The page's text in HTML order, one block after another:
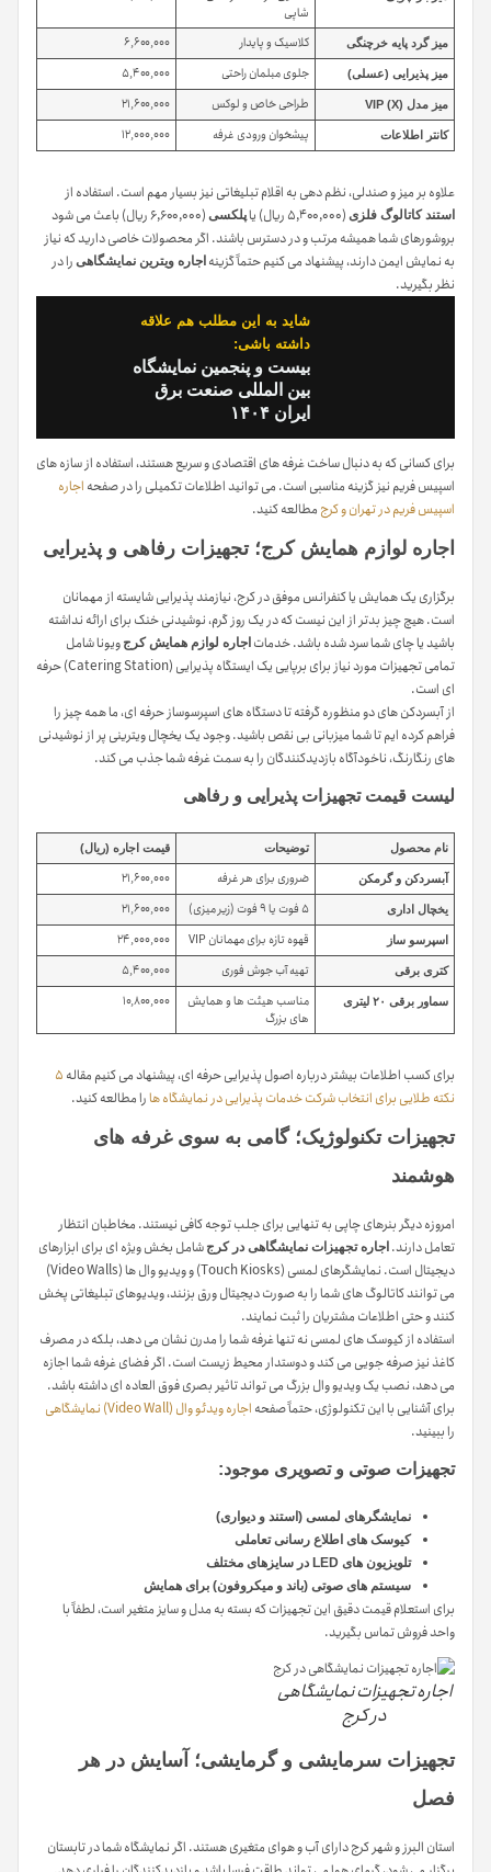
شاپی
میز گرد پایه خرچنگی کلاسیک و پایدار ۶,۶۰۰,۰۰۰
میز پذیرایی (عسلی) جلوی مبلمان راحتی ۵,۴۰۰,۰۰۰
میز مدل VIP (X) طراحی خاص و لوکس ۲۱,۶۰۰,۰۰۰
کانتر اطلاعات پیشخوان ورودی غرفه ۱۲,۰۰۰,۰۰۰
علاوه بر میز و صندلی، نظم دهی به اقلام تبلیغاتی نیز بسیار مهم است. استفاده از
استند کاتالوگ فلزی (۵,۴۰۰,۰۰۰ ریال) یا پلکسی
(۶,۶۰۰,۰۰۰ ریال) باعث می شود
بروشورهای شما همیشه مرتب و در دسترس باشند. اگر محصولات خاصی دارید که نیاز
به نمایش ایمن دارند، پیشنهاد می کنیم حتماً گزینه اجاره ویترین نمایشگاهی را در
نظر بگیرید.
شاید به این مطلب هم علاقه
داشته باشی:
بیست و پنجمین نمايشگاه
بين المللی صنعت برق
ايران ۱۴۰۴
برای کسانی که به دنبال ساخت غرفه های اقتصادی و سریع هستند، استفاده از سازه های
اسپیس فریم نیز گزینه مناسبی است. می توانید اطلاعات تکمیلی را در صفحه اجاره
اسپیس فریم در تهران و کرج مطالعه کنید.
اجاره لوازم همایش کرج؛ تجهیزات رفاهی و پذیرایی
برگزاری یک همایش یا کنفرانس موفق در کرج، نیازمند پذیرایی شایسته از مهمانان
است. هیچ چیز بدتر از این نیست که در یک روز گرم، نوشیدنی خنک برای ارائه نداشته
باشید یا چای شما سرد شده باشد. خدمات اجاره لوازم همایش کرج ویونا شامل
تمامی تجهیزات مورد نیاز برای برپایی یک ایستگاه پذیرایی (Catering Station) حرفه
ای است.
از آبسردکن های دو منظوره گرفته تا دستگاه های اسپرسوساز حرفه ای، ما همه چیز را
فراهم کرده ایم تا شما میزبانی بی نقص باشید. وجود یک یخچال ویترینی پر از نوشیدنی
های رنگارنگ، ناخودآگاه بازدیدکنندگان را به سمت غرفه شما جذب می کند.
لیست قیمت تجهیزات پذیرایی و رفاهی
نام محصول توضیحات قیمت اجاره (ریال)
آبسردکن و گرمکن ضروری برای هر غرفه ۲۱,۶۰۰,۰۰۰
یخچال اداری ۵ فوت یا ۹ فوت (زیر میزی) ۲۱,۶۰۰,۰۰۰
اسپرسو ساز قهوه تازه برای مهمانان VIP ۲۴,۰۰۰,۰۰۰
کتری برقی تهیه آب جوش فوری ۵,۴۰۰,۰۰۰
سماور برقی ۲۰ لیتری
مناسب هیئت ها و همایش
های بزرگ
۱۰,۸۰۰,۰۰۰
برای کسب اطلاعات بیشتر درباره اصول پذیرایی حرفه ای، پیشنهاد می کنیم مقاله ۵
نکته طلایی برای انتخاب شرکت خدمات پذیرایی در نمایشگاه هارا مطالعه کنید.
تجهیزات تکنولوژیک؛ گامی به سوی غرفه های
هوشمند
امروزه دیگر بنرهای چاپی به تنهایی برای جلب توجه کافی نیستند. مخاطبان انتظار
تعامل دارند. اجاره تجهیزات نمایشگاهی در کرج شامل بخش ویژه ای برای ابزارهای
دیجیتال است. نمایشگرهای لمسی (Touch Kiosks) و ویدیو وال ها (Video Walls)
می توانند کاتالوگ های شما را به صورت دیجیتال ورق بزنند، ویدیوهای تبلیغاتی پخش
کنند و حتی اطلاعات مشتریان را ثبت نمایند.
استفاده از کیوسک های لمسی نه تنها غرفه شما را مدرن نشان می دهد، بلکه در مصرف
کاغذ نیز صرفه جویی می کند و دوستدار محیط زیست است. اگر فضای غرفه شما اجازه
می دهد، نصب یک ویدیو وال بزرگ می تواند تاثیر بصری فوق العاده ای داشته باشد.
برای آشنایی با این تکنولوژی، حتماً صفحه اجاره ویدئو وال (Video Wall) نمایشگاهی
را ببینید.
تجهیزات صوتی و تصویری موجود:
نمایشگرهای لمسی (استند و دیواری)
کیوسک های اطلاع رسانی تعاملی
تلویزیون های LED در سایزهای مختلف
سیستم های صوتی (باند و میکروفون) برای همایش
برای استعلام قیمت دقیق این تجهیزات که بسته به مدل و سایز متغیر است، لطفاً با
واحد فروش تماس بگیرید.
اجاره تجهیزات نمایشگاهی
در کرج
تجهیزات سرمایشی و گرمایشی؛ آسایش در هر
فصل
استان البرز و شهر کرج دارای آب و هوای متغیری هستند. اگر نمایشگاه شما در تابستان